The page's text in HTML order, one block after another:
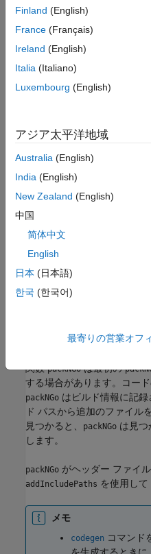
.dll ファイルや
ビルドで生成されたバ
コード ジェネレーター
ignoreFileMissing
プ
ナリ ファイルには適用
コンパイラ環境用の
る CMake コンフィギュ
この関数を使用してファイ
特定のターゲット環境用に
ンストールされていない開
定の設定では、関数によっ
の ZIP ファイルにサブフォ
の ZIP ユーティリティを使
関数packNGoは最初の
する場合があります。コー
packNGo はビルド情報に記
ド パスから追加のファイル
見つかると、
packNGo は見つ
します。
packNGo がヘッダー ファイ
addIncludePaths を使用して
メモ
codegen コマンド
Finland (English)
France (Français)
Ireland (English)
Italia (Italiano)
Luxembourg (English)
アジア太平洋地域
Australia (English)
India (English)
New Zealand (English)
中国
简体中文
English
日本 (日本語)
한국 (한국어)
最寄りの営業オフ